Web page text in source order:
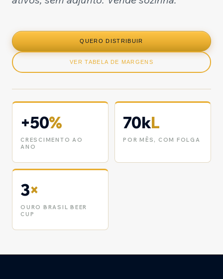
QUERO DISTRIBUIR
VER TABELA DE MARGENS
+50%
CRESCIMENTO AO
ANO
70kL
POR MÊS, COM FOLGA
3×
OURO BRASIL BEER
CUP